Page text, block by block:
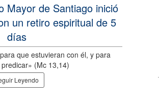
Mayor de Santiago inició
un retiro espiritual de 5
días
que estuvieran con él, y para
(Mc 13,14)
Leyendo